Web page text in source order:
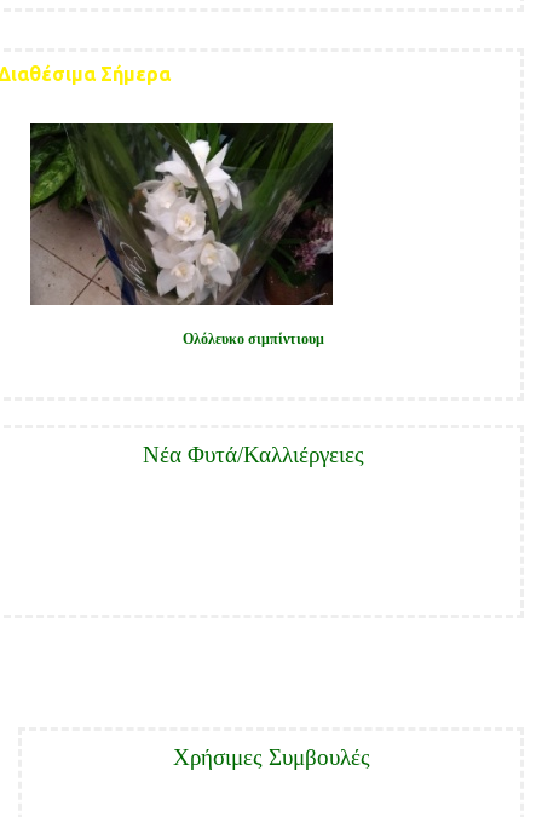
Σήμερα
Ολόλευκο σιμπίντιουμ
Νέα Φυτά/Καλλιέργειες
Χρήσιμες Συμβουλές